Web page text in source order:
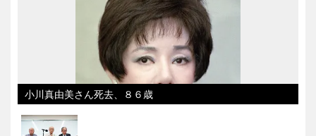
小川真由美さん死去、８６歳